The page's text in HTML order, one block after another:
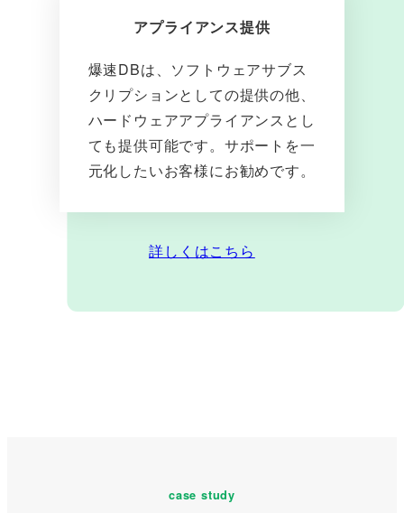
アプライアンス提供
爆速DBは、ソフトウェアサブス
クリプションとしての提供の他、
ハードウェアアプライアンスとし
ても提供可能です。サポートを一
元化したいお客様にお勧めです。
詳しくはこちら
case study